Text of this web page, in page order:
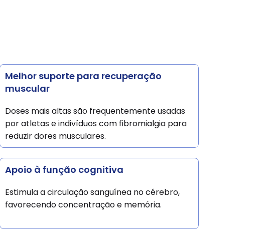
Melhor suporte para recuperação
muscular
Doses mais altas são frequentemente usadas
por atletas e indivíduos com fibromialgia para
reduzir dores musculares.
Apoio à função cognitiva
Estimula a circulação sanguínea no cérebro,
favorecendo concentração e memória.